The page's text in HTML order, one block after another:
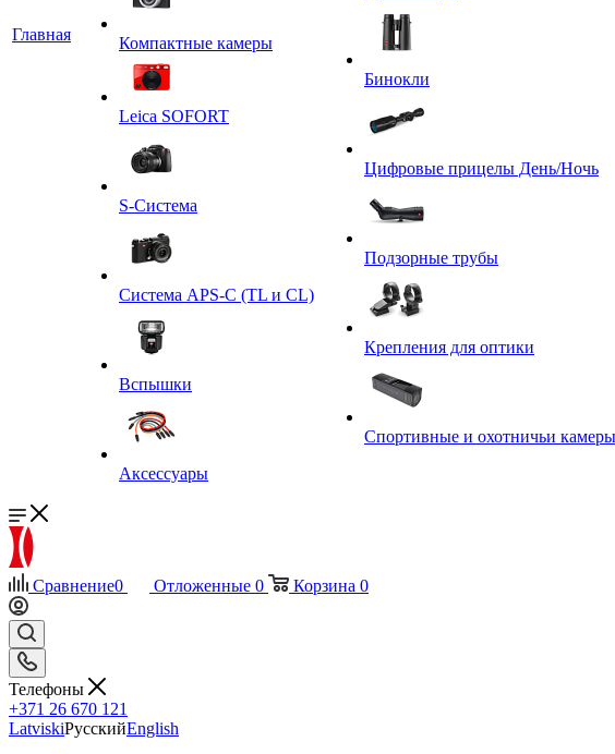
Главная Компактные камеры
Leica SOFORT
S-Система
Система APS-C (TL и CL)
Вспышки
Аксессуары
Бинокли
Цифровые прицелы День/Ночь
Подзорные трубы
Крепления для оптики
Спортивные и охотничьи камеры
Сравнение0 Отложенные 0 Корзина 0
Телефоны
+371 26 670 121
LatviskiРусскийEnglish